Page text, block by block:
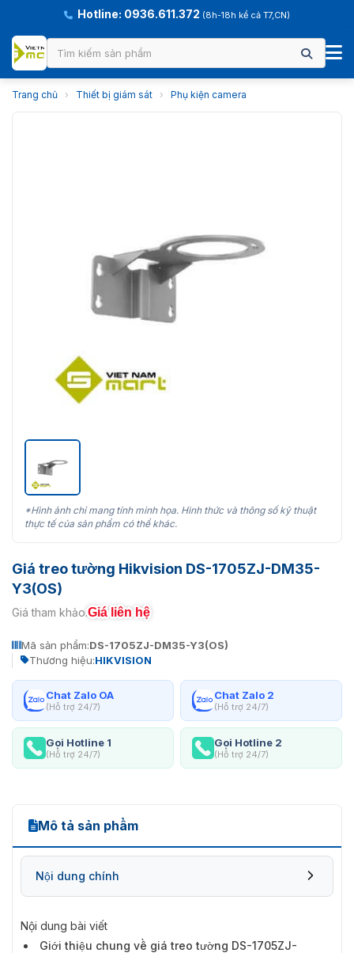
Hotline: 0936.611.372 (8h-18h kể cả T7,CN)
Trang chủ › Thiết bị giám sát › Phụ kiện camera
*Hình ảnh chỉ mang tính minh họa. Hình thức và thông số kỹ thuật
thực tế của sản phẩm có thể khác.
Giá treo tường Hikvision DS-1705ZJ-DM35-
Y3(OS)
Giá tham khảo:Giá liên hệ
Mã sản phẩm:DS-1705ZJ-DM35-Y3(OS)
Thương hiệu:HIKVISION
Chat Zalo OA
(Hỗ trợ 24/7)
Chat Zalo 2
(Hỗ trợ 24/7)
Gọi Hotline 1
(Hỗ trợ 24/7)
Gọi Hotline 2
(Hỗ trợ 24/7)
Mô tả sản phẩm
Nội dung chính
Nội dung bài viết
Giới thiệu chung về giá treo tường DS-1705ZJ-